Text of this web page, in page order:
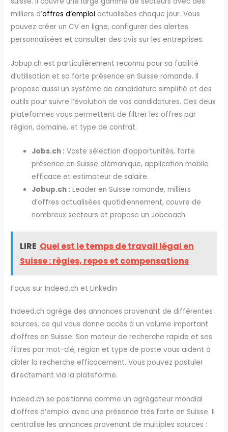
milliers d’offres d’emploi actualisées chaque jour. Vous
pouvez créer un CV en ligne, configurer des alertes
personnalisées et consulter des avis sur les entreprises.
Jobup.ch est particulièrement reconnu pour sa facilité
d’utilisation et sa forte présence en Suisse romande. Il
propose aussi un système de candidature simplifié et des
outils pour suivre l’évolution de vos candidatures. Ces deux
plateformes vous permettent de filtrer les offres par
région, domaine, et type de contrat.
Jobs.ch : Vaste sélection d’opportunités, forte
présence en Suisse alémanique, application mobile
efficace et estimateur de salaire.
Jobup.ch : Leader en Suisse romande, milliers
d’offres actualisées quotidiennement, couvre de
nombreux secteurs et propose un Jobcoach.
LIRE Quel est le temps de travail légal en
Suisse : règles, repos et compensations
Focus sur Indeed.ch et LinkedIn
Indeed.ch agrège des annonces provenant de différentes
sources, ce qui vous donne accès à un volume important
d’offres en Suisse. Son moteur de recherche rapide et ses
filtres par mot-clé, région et type de poste vous aident à
cibler la recherche efficacement. Vous pouvez postuler
directement via la plateforme.
Indeed.ch se positionne comme un agrégateur mondial
d’offres d’emploi avec une présence très forte en Suisse. Il
centralise les annonces provenant de multiples sources :